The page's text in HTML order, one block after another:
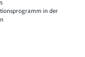
in der